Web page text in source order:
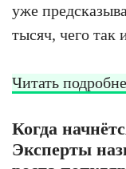
уже
тысяч, чего
Читать
Когда
Эксперты